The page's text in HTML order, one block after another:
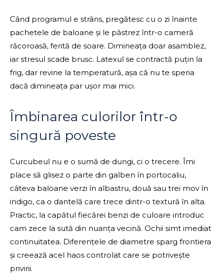
Când programul e strâns, pregătesc cu o zi înainte
pachetele de baloane și le păstrez într-o cameră
răcoroasă, ferită de soare. Dimineața doar asamblez,
iar stresul scade brusc. Latexul se contractă puțin la
frig, dar revine la temperatură, așa că nu te speria
dacă dimineața par ușor mai mici.
Îmbinarea culorilor într-o
singură poveste
Curcubeul nu e o sumă de dungi, ci o trecere. Îmi
place să glisez o parte din galben în portocaliu,
câteva baloane verzi în albastru, două sau trei mov în
indigo, ca o dantelă care trece dintr-o textură în alta.
Practic, la capătul fiecărei benzi de culoare introduc
cam zece la sută din nuanța vecină. Ochii simt imediat
continuitatea. Diferențele de diametre sparg frontiera
și creează acel haos controlat care se potrivește
privirii.